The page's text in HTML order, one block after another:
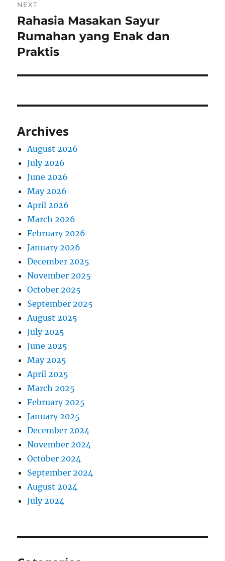
NEXT
Next
post:
Rahasia Masakan Sayur
Rumahan yang Enak dan
Praktis
Archives
August 2026
July 2026
June 2026
May 2026
April 2026
March 2026
February 2026
January 2026
December 2025
November 2025
October 2025
September 2025
August 2025
July 2025
June 2025
May 2025
April 2025
March 2025
February 2025
January 2025
December 2024
November 2024
October 2024
September 2024
August 2024
July 2024